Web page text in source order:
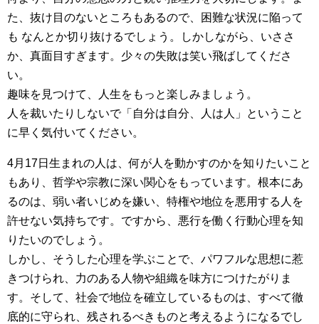
た、抜け目のないところもあるので、困難な状況に陥って
も なんとか切り抜けるでしょう。しかしながら、いささ
か、真面目すぎます。少々の失敗は笑い飛ばしてくださ
い。
趣味を見つけて、人生をもっと楽しみましょう。
人を裁いたりしないで「自分は自分、人は人」ということ
に早く気付いてください。
4月17日生まれの人は、何が人を動かすのかを知りたいこと
もあり、哲学や宗教に深い関心をもっています。根本にあ
るのは、弱い者いじめを嫌い、特権や地位を悪用する人を
許せない気持ちです。ですから、悪行を働く行動心理を知
りたいのでしょう。
しかし、そうした心理を学ぶことで、パワフルな思想に惹
きつけられ、力のある人物や組織を味方につけたがりま
す。そして、社会で地位を確立しているものは、すべて徹
底的に守られ、残されるべきものと考えるようになるでし